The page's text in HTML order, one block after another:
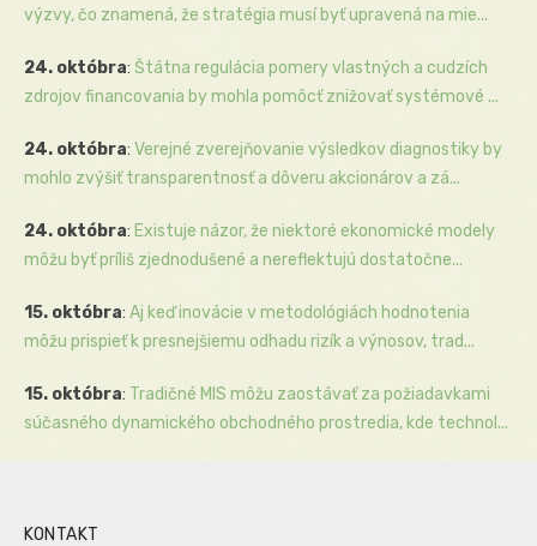
výzvy, čo znamená, že stratégia musí byť upravená na mie...
24. októbra: Štátna regulácia pomery vlastných a cudzích
zdrojov financovania by mohla pomôcť znižovať systémové ...
24. októbra: Verejné zverejňovanie výsledkov diagnostiky by
mohlo zvýšiť transparentnosť a dôveru akcionárov a zá...
24. októbra: Existuje názor, že niektoré ekonomické modely
môžu byť príliš zjednodušené a nereflektujú dostatočne...
15. októbra: Aj keď inovácie v metodológiách hodnotenia
môžu prispieť k presnejšiemu odhadu rizík a výnosov, trad...
15. októbra: Tradičné MIS môžu zaostávať za požiadavkami
súčasného dynamického obchodného prostredia, kde technol...
KONTAKT